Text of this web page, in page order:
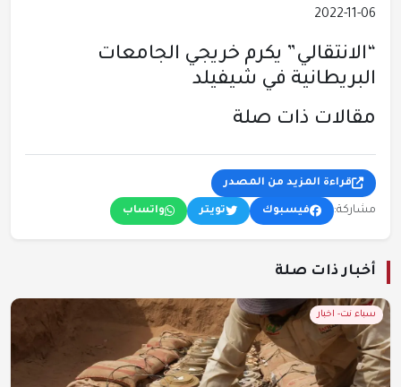
2022-11-06
“الانتقالي” يكرم خريجي الجامعات
البريطانية في شيفيلد
مقالات ذات صلة
قراءة المزيد من المصدر
مشاركة: فيسبوك تويتر واتساب
أخبار ذات صلة
سباء نت- اخبار